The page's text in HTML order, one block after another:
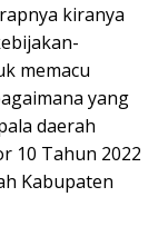
kiranya
memacu
yang
daerah
10 Tahun 2022
Kabupaten